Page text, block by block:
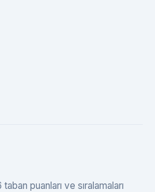
puanları ve sıralamaları